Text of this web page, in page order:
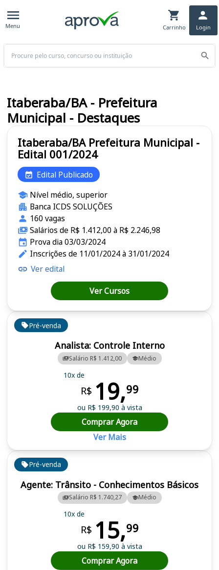
Menu Carrinho Login
Buscar
Pré-venda
Agente: Trânsito - Conhecimentos Básicos
Salário R$ 1.740,27 Médio
10x de
R$ 15,99
ou R$ 159,90 à vista
Comprar Agora
Pré-venda
Analista: Controle Interno
Salário R$ 1.412,00 Médio
10x de
R$ 19,99
ou R$ 199,90 à vista
Comprar Agora
Ver Mais
Itaberaba/BA Prefeitura Municipal -
Edital 001/2024
Edital Publicado
Nível médio, superior
Banca ICDS SOLUÇÕES
160 vagas
Salários de R$ 1.412,00 à R$ 2.246,98
Prova dia 03/03/2024
Inscrições de 11/01/2024 à 31/01/2024
Ver edital
Ver Cursos
Itaberaba/BA - Prefeitura
Municipal - Destaques